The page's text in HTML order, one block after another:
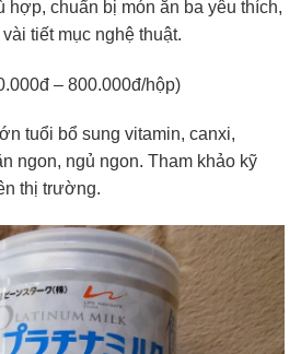
hợp, chuẩn bị món ăn ba yêu thích,
tiết mục nghệ thuật.
– 800.000đ/hộp)
tuổi bổ sung vitamin, canxi,
ngon, ngủ ngon. Tham khảo kỹ
thị trường.